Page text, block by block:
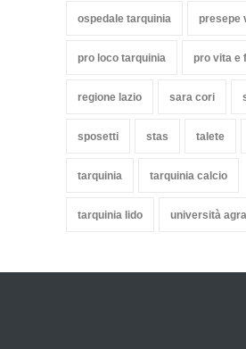
ospedale tarquinia presepe
pro loco tarquinia pro vita e
regione lazio sara cori
sposetti stas talete
tarquinia tarquinia calcio
tarquinia lido università